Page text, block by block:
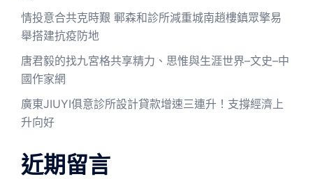
情投意合共克時艱 鄆森和診所減重城南趙樓鎮眾擎易
舉搭建抗疫防地
唐君毅的找九宮格共享精力、思惟與生涯世界–文史–中
國作家網
廣東JIUYI俱意診所設計貸款增速三連升！支撐經濟上
升向好
近期留言